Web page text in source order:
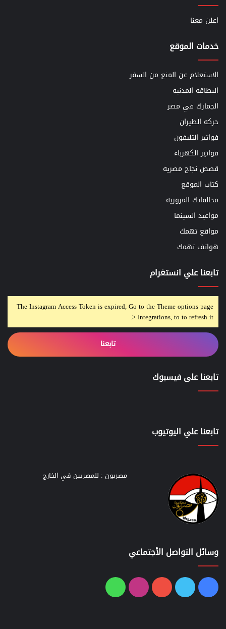
اعلن معنا
خدمات الموقع
الاستعلام عن المنع من السفر
البطاقه المدنيه
الجمارك في مصر
حركه الطيران
فواتير التليفون
فواتير الكهرباء
قصص نجاح مصريه
كتاب الموقع
مخالفاتك المروريه
مواعيد السينما
مواقع تهمك
هواتف تهمك
تابعنا علي انستغرام
The Instagram Access Token is expired, Go to the Theme options page
> Integrations, to to refresh it.
تابعنا
تابعنا على فيسبوك
تابعنا علي اليوتيوب
مصريون : للمصريين في الخارج
وسائل التواصل الأجتماعي
فيسبوك
تويتر يوتيوبانستقرامواتساب